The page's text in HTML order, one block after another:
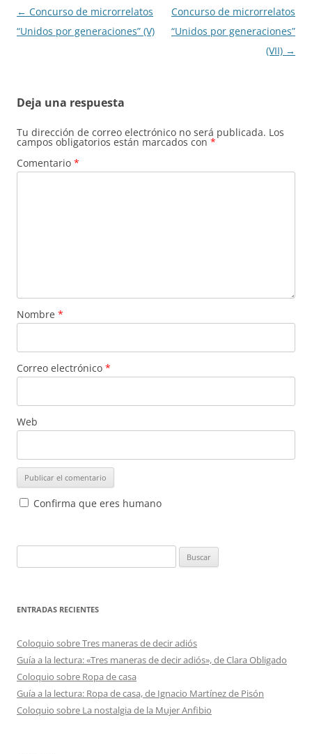
Navegación
de
← Concurso de microrrelatos
“Unidos por generaciones” (V)
Concurso de microrrelatos
“Unidos por generaciones”
(VII) →
Deja una respuesta
Tu dirección de correo electrónico no será publicada. Los
campos obligatorios están marcados con *
Comentario *
Nombre *
Correo electrónico *
Web
Confirma que eres humano
ENTRADAS RECIENTES
Coloquio sobre Tres maneras de decir adiós
Guía a la lectura: «Tres maneras de decir adiós», de Clara Obligado
Coloquio sobre Ropa de casa
Guía a la lectura: Ropa de casa, de Ignacio Martínez de Pisón
Coloquio sobre La nostalgia de la Mujer Anfibio